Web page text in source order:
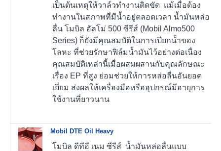
เป็นต้นเหตุให้วาล์วทำงานติดขัด แม้เมื่อต้อง
ทำงานในสภาพที่มีน้ำอยู่ตลอดเวลา น้ำมันหล่อ
ลื่น โมบิล อัลโม่ 500 ซีรีส์ (Mobil Almo500
Series) ก็ยังมีคุณสมบัติในการเปียกน้ำของ
โลหะ ที่ช่วยรักษาฟิล์มน้ำมันไว้อย่างต่อเนื่อง
คุณสมบัติเหล่านี้เมื่อผสมผสานกับคุณลักษณะ
เรื่อง EP ที่สูง ย่อมช่วยให้การหล่อลื่นอันยอด
เยี่ยม ส่งผลให้เครื่องมือหรืออุปกรณ์มีอายุการ
ใช้งานที่ยาวนาน
Mobil DTE Oil Heavy
โมบิล ดีทีอี เนม ซีรีส์ น้ำมันหล่อลื่นแบบ